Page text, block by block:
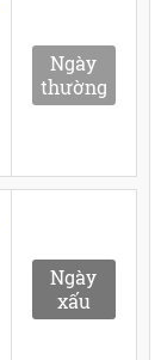
Ngày
thường
Ngày
xấu